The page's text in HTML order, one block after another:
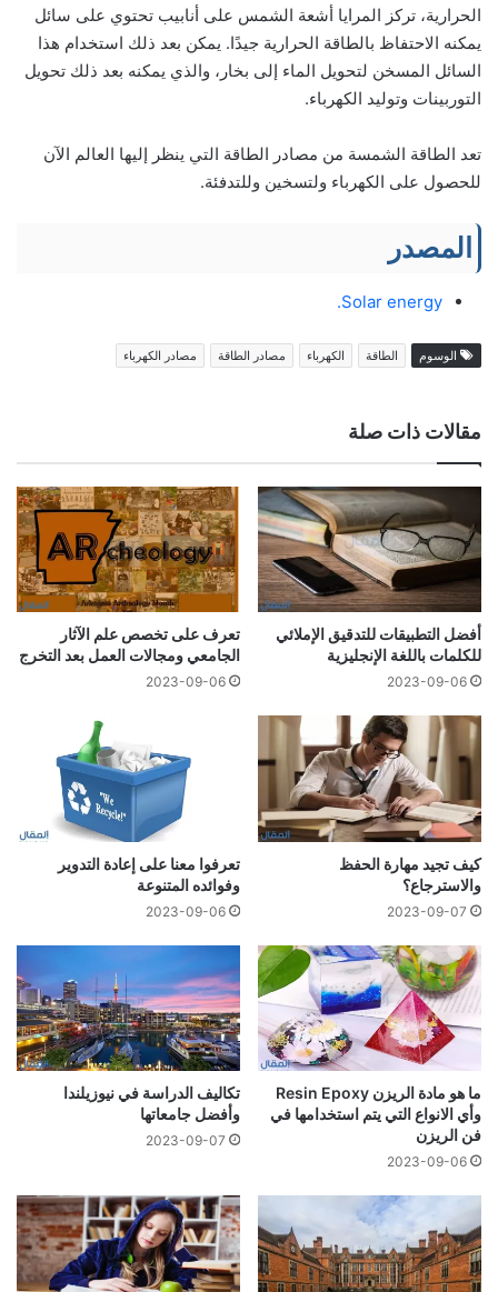
الحرارية، تركز المرايا أشعة الشمس على أنابيب تحتوي على سائل
يمكنه الاحتفاظ بالطاقة الحرارية جيدًا. يمكن بعد ذلك استخدام هذا
السائل المسخن لتحويل الماء إلى بخار، والذي يمكنه بعد ذلك تحويل
التوربينات وتوليد الكهرباء.
تعد الطاقة الشمسة من مصادر الطاقة التي ينظر إليها العالم الآن
للحصول على الكهرباء ولتسخين وللتدفئة.
المصدر
Solar energy.
الوسوم الطاقة الكهرباء مصادر الطاقة مصادر الكهرباء
مقالات ذات صلة
أفضل التطبيقات للتدقيق الإملائي
للكلمات باللغة الإنجليزية
2023-09-06
تعرف على تخصص علم الآثار
الجامعي ومجالات العمل بعد التخرج
2023-09-06
كيف تجيد مهارة الحفظ
والاسترجاع؟
2023-09-07
تعرفوا معنا على إعادة التدوير
وفوائده المتنوعة
2023-09-06
ما هو مادة الريزن Resin Epoxy
وأي الانواع التي يتم استخدامها في
فن الريزن
2023-09-06
تكاليف الدراسة في نيوزيلندا
وأفضل جامعاتها
2023-09-07